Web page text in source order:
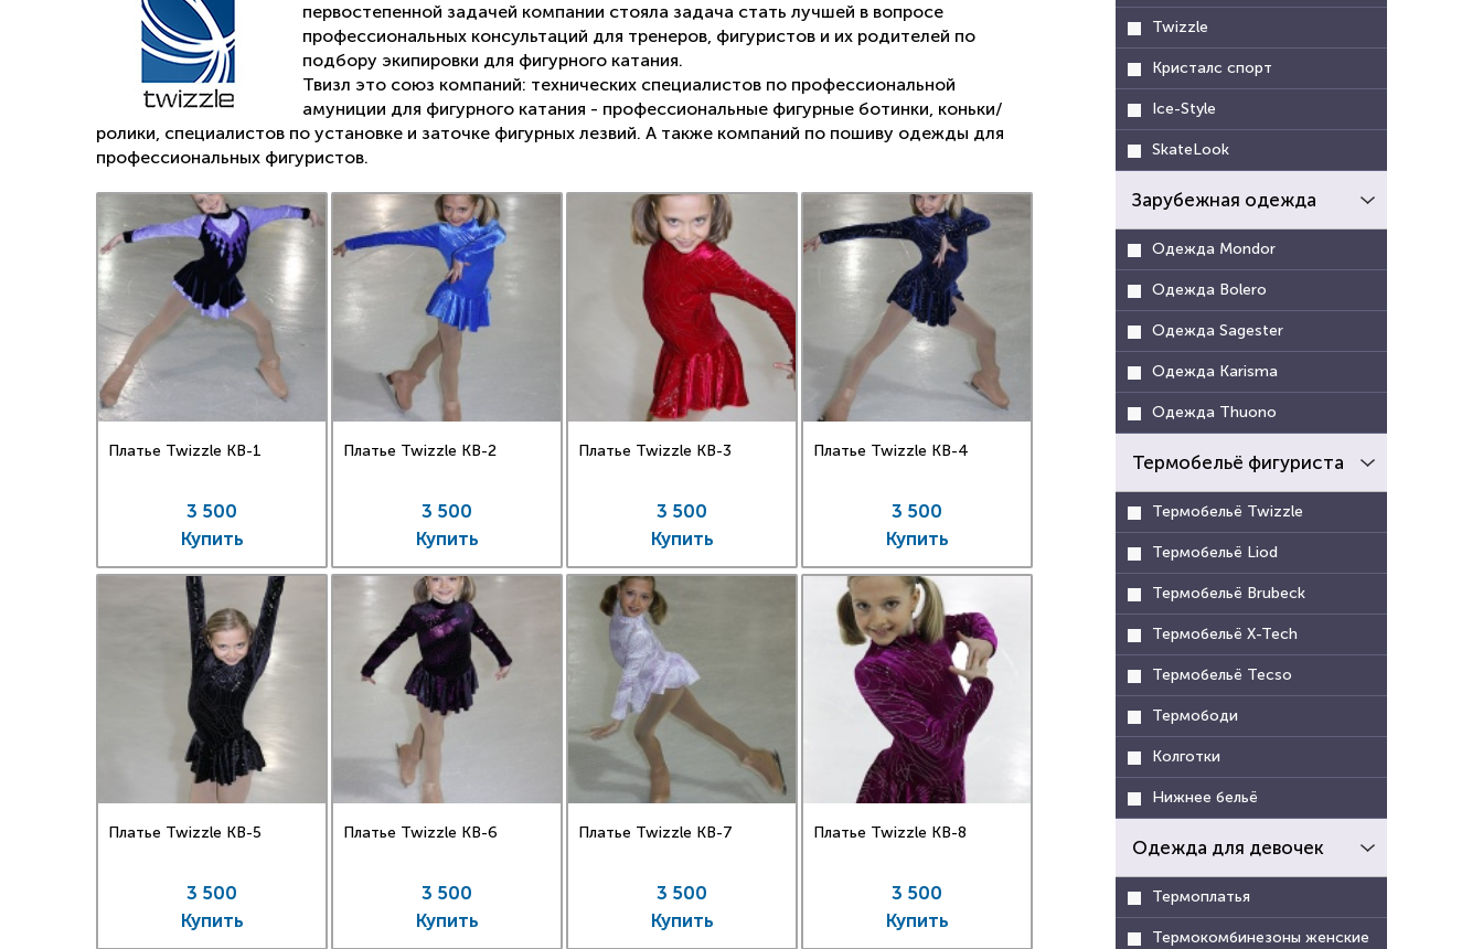
первостепенной задачей компании стояла задача стать лучшей в вопросе
профессиональных консультаций для тренеров, фигуристов и их родителей по
подбору экипировки для фигурного катания.
Твизл это союз компаний: технических специалистов по профессиональной
амуниции для фигурного катания - профессиональные фигурные ботинки, коньки/
ролики, специалистов по установке и заточке фигурных лезвий. А также компаний по пошиву одежды для
профессиональных фигуристов.
Платье Twizzle КВ-1
3 500
Купить
Платье Twizzle КВ-2
3 500
Купить
Платье Twizzle КВ-3
3 500
Купить
Платье Twizzle КВ-4
3 500
Купить
Платье Twizzle КВ-5
3 500
Купить
Платье Twizzle КВ-6
3 500
Купить
Платье Twizzle КВ-7
3 500
Купить
Платье Twizzle КВ-8
3 500
Купить
Twizzle
Кристалс спорт
Ice-Style
SkateLook
Зарубежная одежда
Одежда Mondor
Одежда Bolero
Одежда Sagester
Одежда Karisma
Одежда Thuono
Термобельё фигуриста
Термобельё Twizzle
Термобельё Liod
Термобельё Brubeck
Термобельё X-Tech
Термобельё Tecso
Термободи
Колготки
Нижнее бельё
Одежда для девочек
Термоплатья
Термокомбинезоны женские